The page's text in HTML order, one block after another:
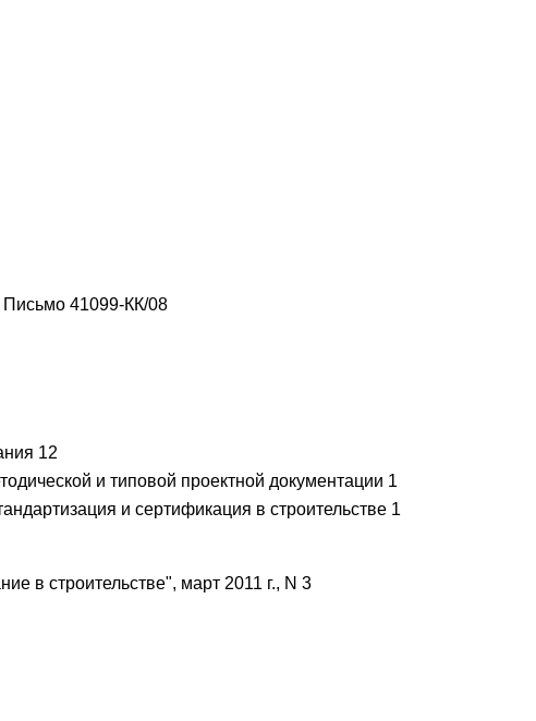
Письмо 41099-КК/08
12
и типовой проектной документации 1
и сертификация в строительстве 1
в строительстве", март 2011 г., N 3